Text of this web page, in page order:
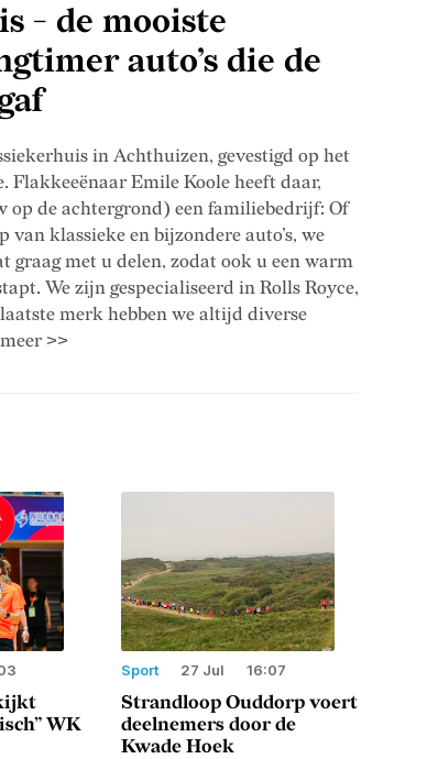
- de mooiste
auto’s die de
in Achthuizen, gevestigd op het
Flakkeeënaar Emile Koole heeft daar,
op de achtergrond) een familiebedrijf: Of
klassieke en bijzondere auto’s, we
graag met u delen, zodat ook u een warm
We zijn gespecialiseerd in Rolls Royce,
merk hebben we altijd diverse
>>
WK
Sport 27 Jul 16:07
Strandloop Ouddorp voert
deelnemers door de
Kwade Hoek